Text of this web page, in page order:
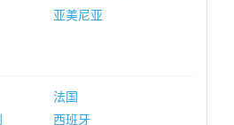
亚美尼亚
法国
西班牙